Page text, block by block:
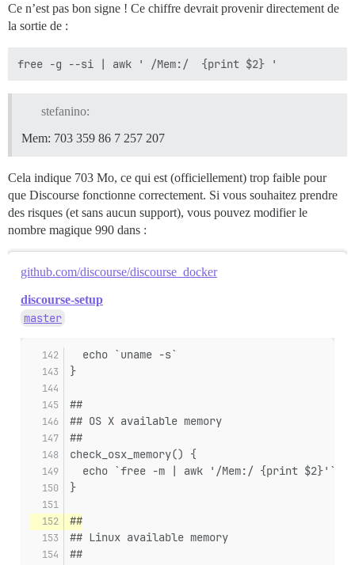
Ce n’est pas bon signe ! Ce chiffre devrait provenir directement de
la sortie de :
stefanino:
Mem: 703 359 86 7 257 207
Cela indique 703 Mo, ce qui est (officiellement) trop faible pour
que Discourse fonctionne correctement. Si vous souhaitez prendre
des risques (et sans aucun support), vous pouvez modifier le
nombre magique 990 dans :
github.com/discourse/discourse_docker
discourse-setup
master
  echo `uname -s`
}
##
## OS X available memory
##
check_osx_memory() {
  echo `free -m | awk '/Mem:/ {print $2}'`
}
##
## Linux available memory
##